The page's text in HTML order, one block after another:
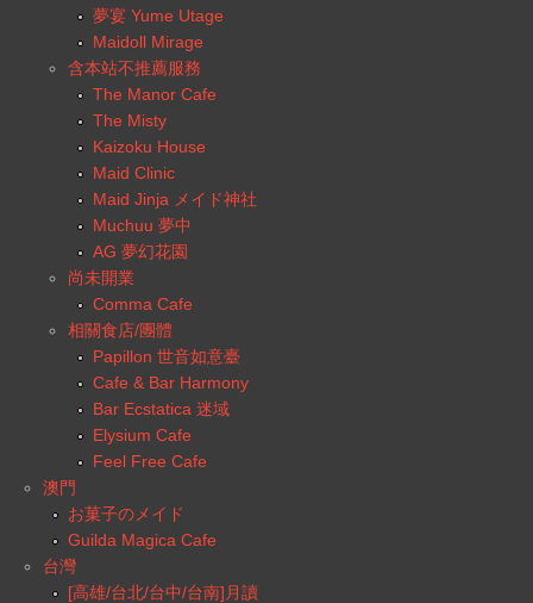
夢宴 Yume Utage
Maidoll Mirage
含本站不推薦服務
The Manor Cafe
The Misty
Kaizoku House
Maid Clinic
Maid Jinja メイド神社
Muchuu 夢中
AG 夢幻花園
尚未開業
Comma Cafe
相關食店/團體
Papillon 世音如意臺
Cafe & Bar Harmony
Bar Ecstatica 迷域
Elysium Cafe
Feel Free Cafe
澳門
お菓子のメイド
Guilda Magica Cafe
台灣
[高雄/台北/台中/台南]月讀